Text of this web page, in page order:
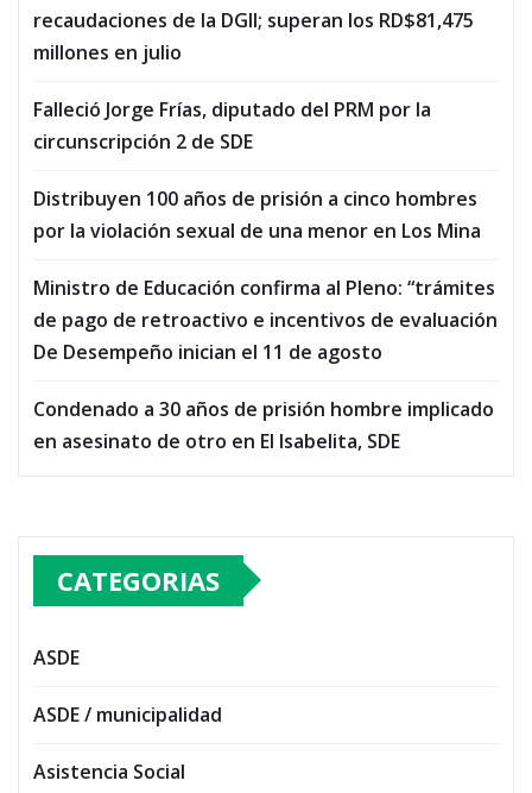
recaudaciones de la DGII; superan los RD$81,475
millones en julio
Falleció Jorge Frías, diputado del PRM por la
circunscripción 2 de SDE
Distribuyen 100 años de prisión a cinco hombres
por la violación sexual de una menor en Los Mina
Ministro de Educación confirma al Pleno: “trámites
de pago de retroactivo e incentivos de evaluación
De Desempeño inician el 11 de agosto
Condenado a 30 años de prisión hombre implicado
en asesinato de otro en El Isabelita, SDE
CATEGORIAS
ASDE
ASDE / municipalidad
Asistencia Social